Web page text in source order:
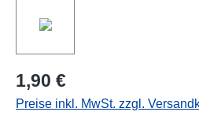
1,90 €
Preise inkl. MwSt. zzgl.